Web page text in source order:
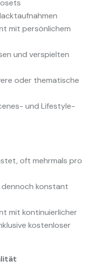
mit persönlichem
und verspielten
oder thematische
und Lifestyle-
oft mehrmals pro
dennoch konstant
mit kontinuierlicher
kostenloser